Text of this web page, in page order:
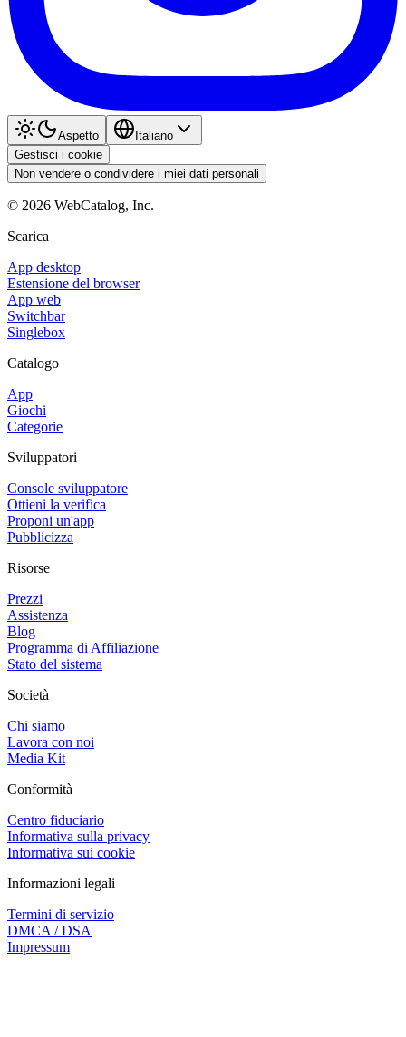
Aspetto
Italiano
Gestisci i cookie
Non vendere o condividere i miei dati personali
© 2026 WebCatalog, Inc.
Scarica
App desktop
Estensione del browser
App web
Switchbar
Singlebox
Catalogo
App
Giochi
Categorie
Sviluppatori
Console sviluppatore
Ottieni la verifica
Proponi un'app
Pubblicizza
Risorse
Prezzi
Assistenza
Blog
Programma di Affiliazione
Stato del sistema
Società
Chi siamo
Lavora con noi
Media Kit
Conformità
Centro fiduciario
Informativa sulla privacy
Informativa sui cookie
Informazioni legali
Termini di servizio
DMCA / DSA
Impressum